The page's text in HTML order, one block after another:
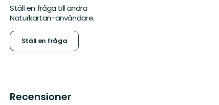
Ställ en fråga till andra
Naturkartan-användare.
Ställ en fråga
Recensioner